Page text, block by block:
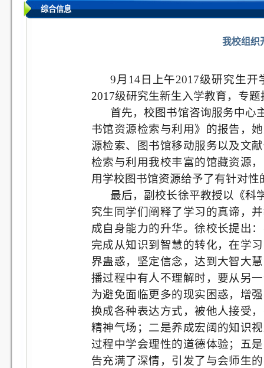
综合信息
我校组织
9月 14日上午2017级研究生开
2017级研究生新生入学教育，专
首先，校图书馆咨询服务中心
书馆资源检索与利用》的报告，
源检索、图书馆移动服务以及文
检索与利用我校丰富的馆藏资源
用学校图书馆资源给予了有针对性
最后，副校长徐平教授以《科
究生同学们阐释了学习的真谛，
成自身能力的升华。徐校长提出
完成从知识到智慧的转化，在学
界蛊惑，坚定信念，达到大智大
播过程中有人不理解时，要从另
为避免面临更多的现实困惑，增
换成各种表达方式，被他人接受
精神气场；二是养成宏阔的知识
过程中学会理性的道德体验；五
告充满了深情，引发了与会师生